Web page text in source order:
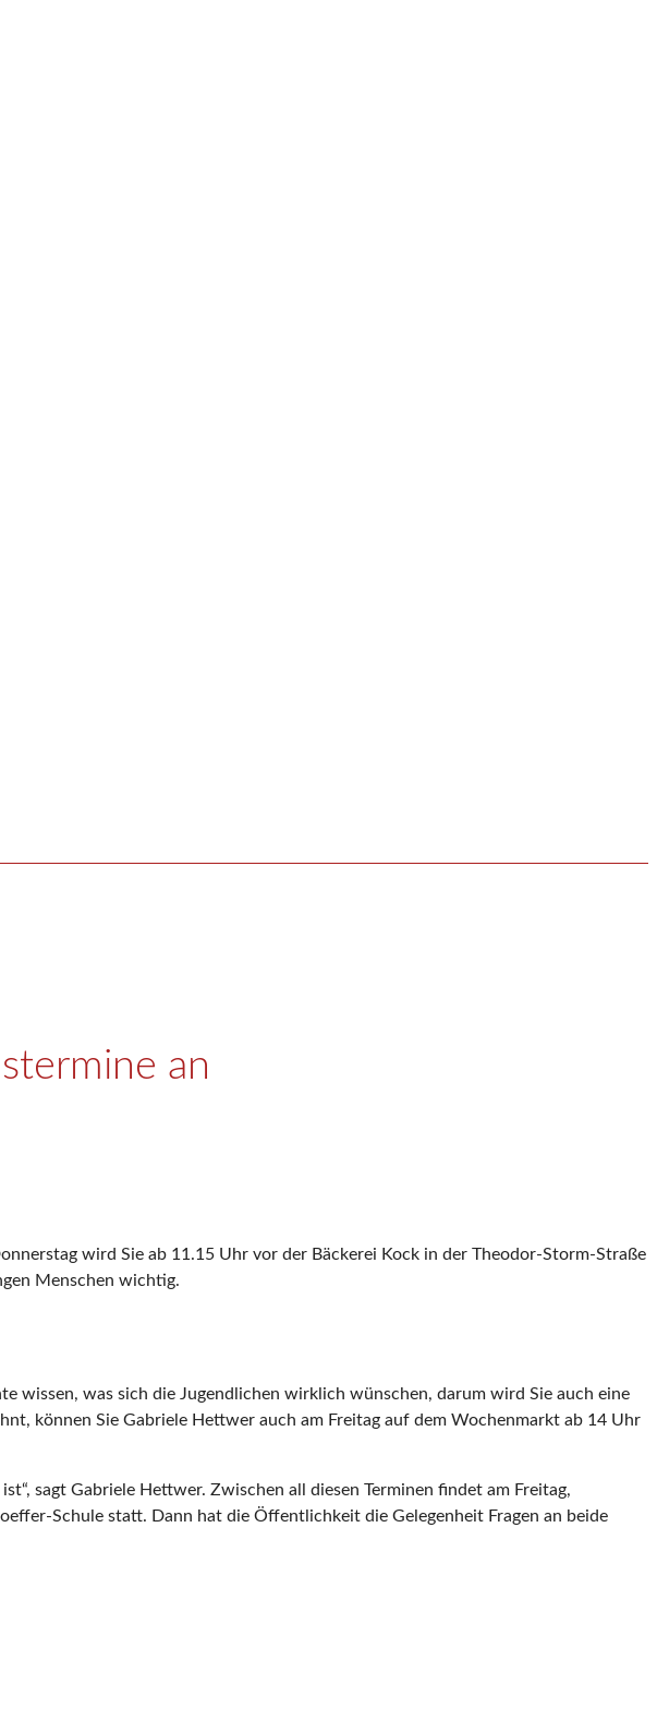
an
wird Sie ab 11.15 Uhr vor der Bäckerei Kock in der Theodor-Storm-Straße
Menschen wichtig.
wissen, was sich die Jugendlichen wirklich wünschen, darum wird Sie auch eine
können Sie Gabriele Hettwer auch am Freitag auf dem Wochenmarkt ab 14 Uhr
sagt Gabriele Hettwer. Zwischen all diesen Terminen findet am Freitag,
Schule statt. Dann hat die Öffentlichkeit die Gelegenheit Fragen an beide